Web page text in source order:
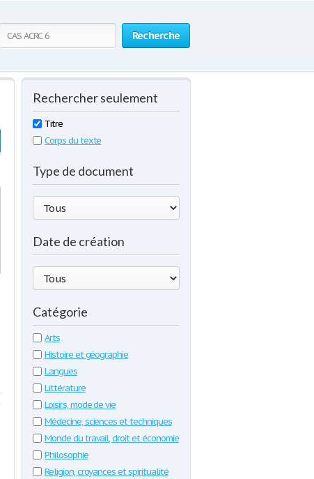
Recherche
Rechercher seulement
Titre
Corps du texte
Type de document
Date de création
Catégorie
Arts
Histoire et géographie
Langues
Littérature
Loisirs, mode de vie
Médecine, sciences et techniques
Monde du travail, droit et économie
Philosophie
Religion, croyances et spiritualité